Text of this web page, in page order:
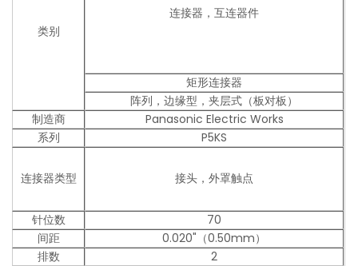
类别
连接器，互连器件
矩形连接器
阵列，边缘型，夹层式（板对板）
制造商
Panasonic Electric Works
系列
P5KS
连接器类型 接头，外罩触点
针位数
70
间距
0.020"（0.50mm）
排数
2